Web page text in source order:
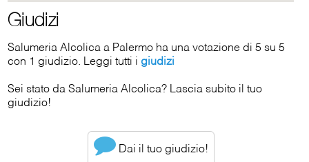
Giudizi
Salumeria Alcolica a Palermo ha una votazione di 5 su 5
con 1 giudizio. Leggi tutti i giudizi
Sei stato da Salumeria Alcolica? Lascia subito il tuo
giudizio!
Dai il tuo giudizio!